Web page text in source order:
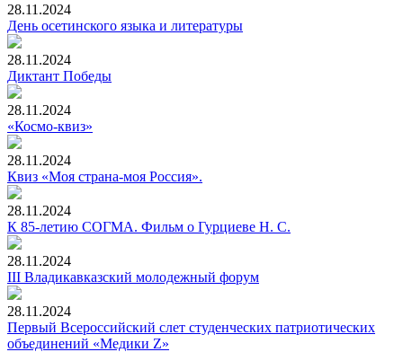
28.11.2024
День осетинского языка и литературы
28.11.2024
Диктант Победы
28.11.2024
«Космо-квиз»
28.11.2024
Квиз «Моя страна-моя Россия».
28.11.2024
К 85-летию СОГМА. Фильм о Гурциеве Н. С.
28.11.2024
III Владикавказский молодежный форум
28.11.2024
Первый Всероссийский слет студенческих патриотических
объединений «Медики Z»